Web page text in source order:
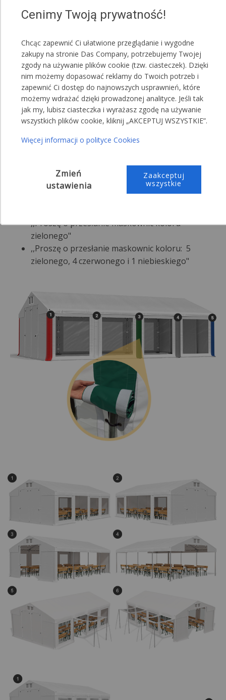
Namiot posiada maskownice uszczelniające,
wariantach kolorystycznych. Pozwala to na szybką i
łatwą zmianę barwy namiotu.
Czerwony
Biały
Zielony
Szary
Jeden namiot może posiadać kilka kolorów
maskownic.
,,Proszę o przesłanie maskownic koloru
zielonego"
,,Proszę o przesłanie maskownic koloru: 5
zielonego, 4 czerwonego i 1 niebieskiego"
Cenimy Twoją prywatność!
Chcąc zapewnić Ci ułatwione przeglądanie i wygodne
zakupy na stronie Das Company, potrzebujemy Twojej
zgody na używanie plików cookie (tzw. ciasteczek). Dzięki
nim możemy dopasować reklamy do Twoich potrzeb i
zapewnić Ci dostęp do najnowszych usprawnień, które
możemy wdrażać dzięki prowadzonej analityce. Jeśli tak
jak my, lubisz ciasteczka i wyrażasz zgodę na używanie
wszystkich plików cookie, kliknij „AKCEPTUJ WSZYSTKIE”.
Więcej informacji o polityce Cookies
Zmień
ustawienia
Zaakceptuj
wszystkie